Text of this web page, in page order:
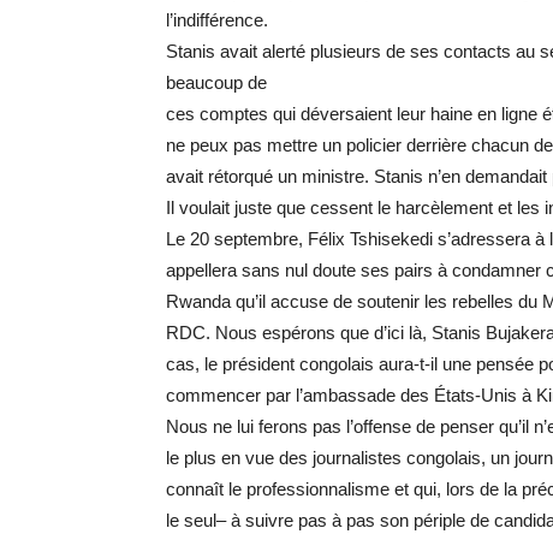
l’indifférence.
Stanis avait alerté plusieurs de ses contacts au
beaucoup de
ces comptes qui déversaient leur haine en ligne
ne peux pas mettre un policier derrière chacun
avait rétorqué un ministre. Stanis n’en demandait
Il voulait juste que cessent le harcèlement et les
Le 20 septembre, Félix Tshisekedi s’adressera
appellera sans nul doute ses pairs à condamner
Rwanda qu’il accuse de soutenir les rebelles du
RDC. Nous espérons que d’ici là, Stanis
cas, le président congolais aura-t-il une pensée
commencer par l’ambassade des États-Unis à
Nous ne lui ferons pas l’offense de penser qu’il
le plus en vue des journalistes congolais, un
connaît le professionnalisme et qui, lors de la
le seul– à suivre pas à pas son périple de